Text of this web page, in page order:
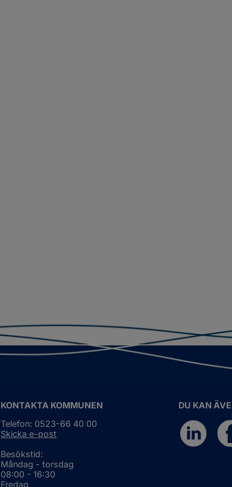
KONTAKTA KOMMUNEN
Telefon: 0523-66 40 00
Skicka e-post
Besökstid:
Måndag - torsdag
08:00 - 16:30
Fredag
DU KAN